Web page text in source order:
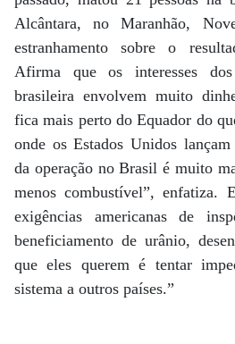
Alcântara, no Maranhão,
estranhamento sobre o
Afirma que os interesses
brasileira envolvem muito
fica mais perto do Equador do
onde os Estados Unidos
da operação no Brasil é muito
menos combustível”, enfatiza.
exigências americanas de
beneficiamento de urânio,
que eles querem é tentar
sistema a outros países.”